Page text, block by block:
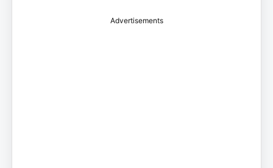
Advertisements